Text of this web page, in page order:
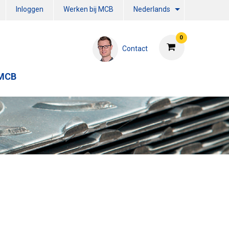
Inloggen Werken bij MCB Nederlands
0
Contact